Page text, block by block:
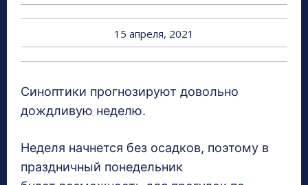
15 апреля, 2021
Синоптики прогнозируют довольно
дождливую неделю.
Неделя начнется без осадков, поэтому в
праздничный понедельник